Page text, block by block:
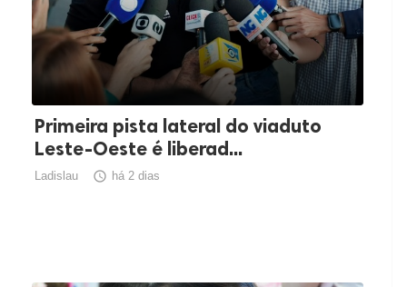
Primeira pista lateral do viaduto
Leste-Oeste é liberad...
Ladislau  há 2 dias